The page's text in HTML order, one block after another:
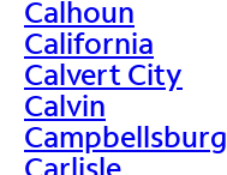
Calhoun
California
Calvert City
Calvin
Campbellsburg
Carlisle